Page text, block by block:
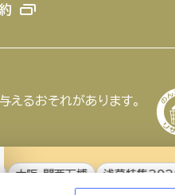
・関西万博 浅草特集2025
えるおそれがあります。